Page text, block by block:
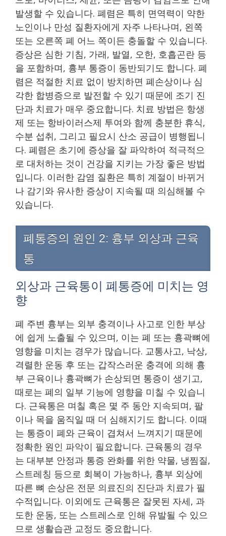
발생할 수 있습니다. 폐렴은 특히 면역력이 약한
노인이나 만성 질환자에게 자주 나타나며, 왼쪽
또는 오른쪽 폐 어느 쪽이든 충돌할 수 있습니다.
증상은 심한 기침, 가래, 발열, 오한, 호흡곤란 등
을 포함하며, 흉부 통증이 동반되기도 합니다. 폐
렴은 적절한 치료 없이 방치하면 폐손상이나 심
각한 합병증으로 발전할 수 있기 때문에 조기 진
단과 치료가 매우 중요합니다. 치료 방법은 항생
제 또는 항바이러스제 투여와 함께 충분한 휴식,
수분 섭취, 그리고 필요시 산소 공급이 병행됩니
다. 폐렴은 초기에 증상을 잘 파악하여 적극적으
로 대처하는 것이 건강을 지키는 가장 좋은 방법
입니다. 이러한 감염 질환은 특히 계절이 바뀌거
나 감기와 유사한 증상이 지속될 때 의심해볼 수
있습니다.
폐통증의 원인 2: 흉부 외상과 근육
통
외상과 근육통이 폐통증에 미치는 영
향
폐 주변 흉부는 외부 충격이나 사고로 인한 부상
에 쉽게 노출될 수 있으며, 이는 폐 또는 흉곽뼈에
영향을 미치는 경우가 많습니다. 교통사고, 낙상,
격렬한 운동 후 또는 갑작스러운 충격에 의해 흉
부 근육이나 흉곽뼈가 손상되면 통증이 생기고,
때로는 폐의 일부 기능에 영향을 미칠 수 있습니
다. 근육통은 며칠 혹은 몇 주 동안 지속되며, 팔
이나 목을 움직일 때 더 심해지기도 합니다. 이때
는 통증이 폐와 근육이 겹쳐서 느껴지기 때문에
정확한 원인 파악이 필요합니다. 근육통의 경우
는 대부분 안정과 통증 완화를 위한 약물, 냉찜질,
스트레칭 등으로 회복이 가능하나, 흉부 외상에
따른 뼈 손상은 전문 의료진의 진단과 치료가 필
수적입니다. 이외에도 근육통은 잘못된 자세, 과
도한 운동, 또는 스트레스로 인해 유발될 수 있으
므로 생활습관 교정도 중요합니다.